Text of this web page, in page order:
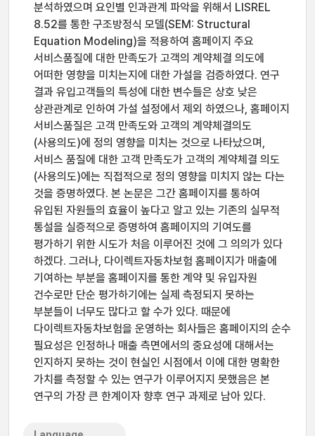
분석하였으며 요인별 인과관계 파악을 위해서 LISREL
8.52를 통한 구조방정식 모델(SEM: Structural
Equation Modeling)을 적용하여 홈페이지 주요
서비스품질에 대한 만족도가 고객의 계약체결 의도에
어떠한 영향을 미치는지에 대한 가설을 검증하였다. 연구
결과 유입고객들의 특성에 대한 변수들은 상호 낮은
상관관계로 인하여 가설 설정에서 제외 하였으나, 홈페이지
서비스품질은 고객 만족도와 고객의 계약체결의도
(사용의도)에 정의 영향을 미치는 것으로 나타났으며,
서비스 품질에 대한 고객 만족도가 고객의 계약체결 의도
(사용의도)에는 직접적으로 정의 영향을 미치지 않는 다는
것을 증명하였다. 본 논문은 그간 홈페이지를 통하여
유입된 자원들의 효율이 높다고 알고 있는 기존의 실무적
통설을 실증적으로 증명하여 홈페이지의 기여도를
평가하기 위한 시도가 처음 이루어진 것에 그 의의가 있다
하겠다. 그러나, 다이렉트자동차보험 홈페이지가 매출에
기여하는 부분을 홈페이지를 통한 계약 및 유입자원
건수로만 단순 평가하기에는 실제 측정되지 못하는
부분들이 너무도 많다고 할 수가 있다. 때문에
다이렉트자동차보험을 운영하는 회사들은 홈페이지의 순수
필요성은 인정하나 매출 측면에서의 중요성에 대해서는
인지하지 못하는 것이 현실인 시점에서 이에 대한 명확한
가치를 측정할 수 있는 연구가 이루어지지 못했음은 본
연구의 가장 큰 한계이자 향후 연구 과제로 남아 있다.